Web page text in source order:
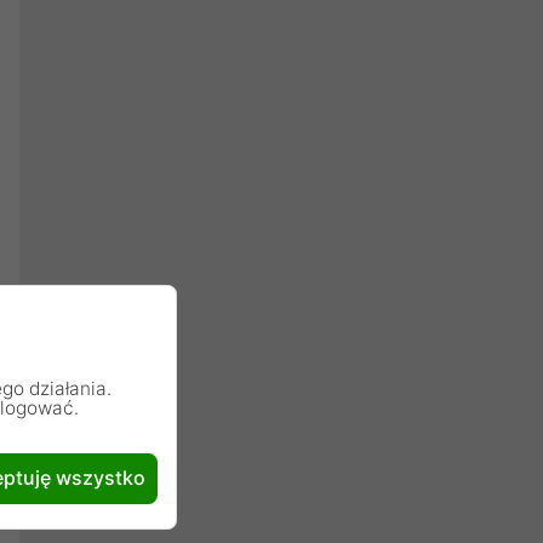
działania.
wszystko